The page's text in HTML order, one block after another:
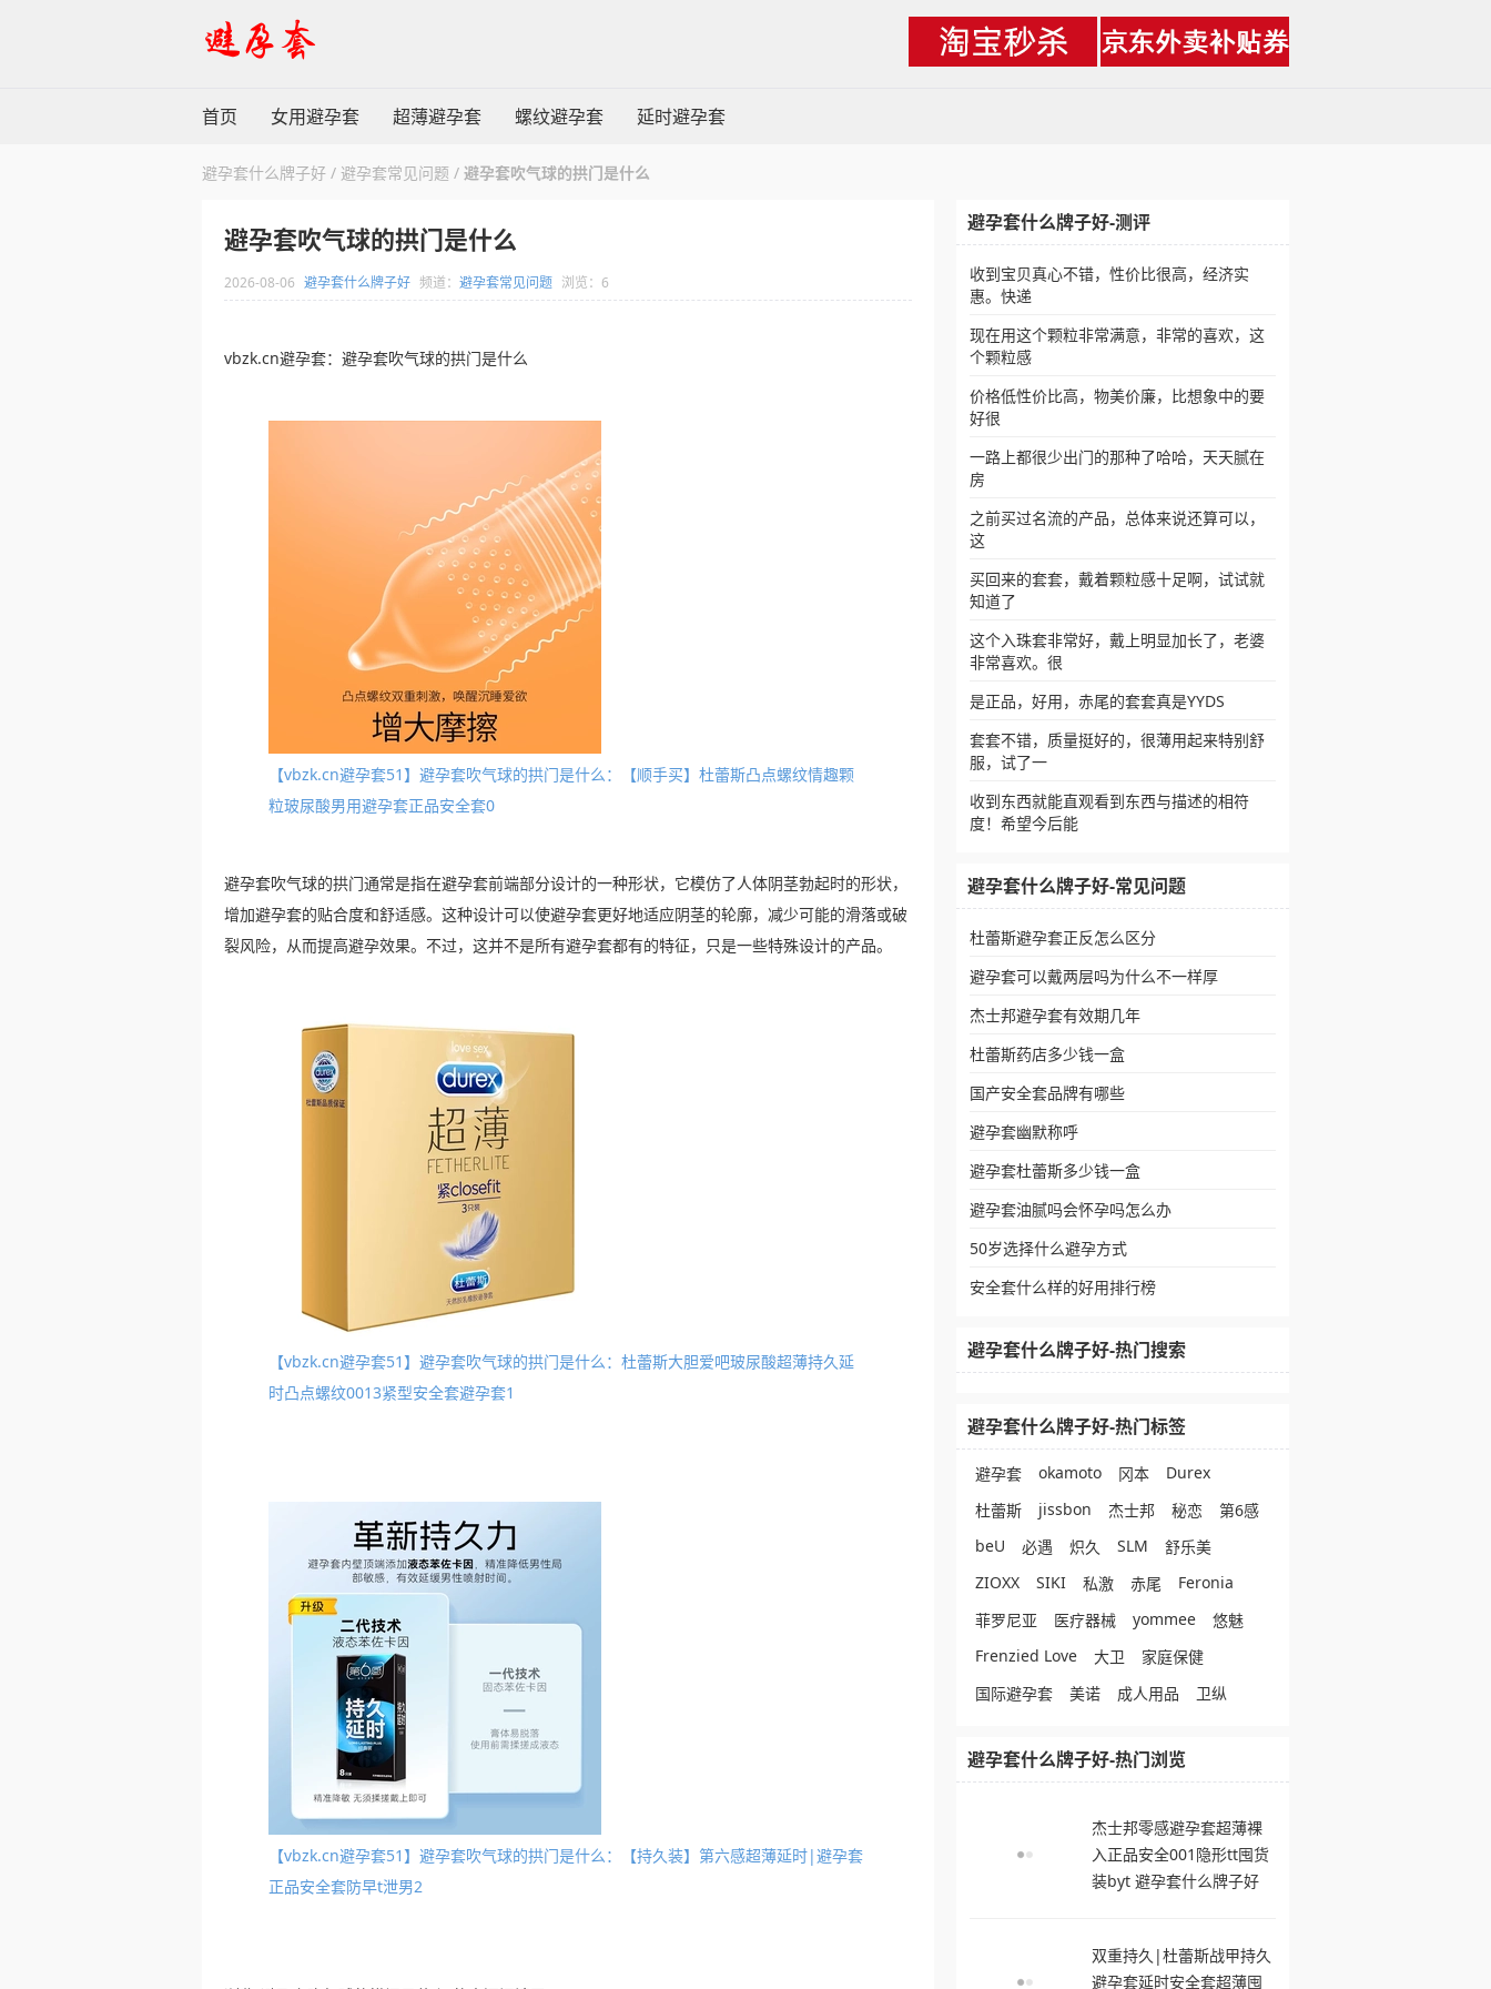
首页 女用避孕套 超薄避孕套 螺纹避孕套 延时避孕套
避孕套什么牌子好 / 避孕套常见问题 / 避孕套吹气球的拱门是什么
避孕套吹气球的拱门是什么
2026-08-06 避孕套什么牌子好 频道： 避孕套常见问题 浏览：6
vbzk.cn避孕套：避孕套吹气球的拱门是什么
【vbzk.cn避孕套51】避孕套吹气球的拱门是什么：【顺手买】杜蕾斯凸点螺纹情趣颗
粒玻尿酸男用避孕套正品安全套0
避孕套吹气球的拱门通常是指在避孕套前端部分设计的一种形状，它模仿了人体阴茎勃起时的形状，
增加避孕套的贴合度和舒适感。这种设计可以使避孕套更好地适应阴茎的轮廓，减少可能的滑落或破
裂风险，从而提高避孕效果。不过，这并不是所有避孕套都有的特征，只是一些特殊设计的产品。
【vbzk.cn避孕套51】避孕套吹气球的拱门是什么：杜蕾斯大胆爱吧玻尿酸超薄持久延
时凸点螺纹0013紧型安全套避孕套1
【vbzk.cn避孕套51】避孕套吹气球的拱门是什么：【持久装】第六感超薄延时|避孕套
正品安全套防早t泄男2
避孕套什么牌子好-测评
收到宝贝真心不错，性价比很高，经济实
惠。快递
现在用这个颗粒非常满意，非常的喜欢，这
个颗粒感
价格低性价比高，物美价廉，比想象中的要
好很
一路上都很少出门的那种了哈哈，天天腻在
房
之前买过名流的产品，总体来说还算可以，
这
买回来的套套，戴着颗粒感十足啊，试试就
知道了
这个入珠套非常好，戴上明显加长了，老婆
非常喜欢。很
是正品，好用，赤尾的套套真是YYDS
套套不错，质量挺好的，很薄用起来特别舒
服，试了一
收到东西就能直观看到东西与描述的相符
度！希望今后能
避孕套什么牌子好-常见问题
杜蕾斯避孕套正反怎么区分
避孕套可以戴两层吗为什么不一样厚
杰士邦避孕套有效期几年
杜蕾斯药店多少钱一盒
国产安全套品牌有哪些
避孕套幽默称呼
避孕套杜蕾斯多少钱一盒
避孕套油腻吗会怀孕吗怎么办
50岁选择什么避孕方式
安全套什么样的好用排行榜
避孕套什么牌子好-热门搜索
避孕套什么牌子好-热门标签
避孕套 okamoto 冈本
Durex
杜蕾斯
jissbon 杰士邦 秘恋
第6感
beU
必遇 炽久 SLM
舒乐美
ZIOXX
SIKI 私激 赤尾
Feronia
菲罗尼亚
医疗器械 yommee
悠魅
Frenzied Love
大卫
家庭保健
国际避孕套
美诺 成人用品 卫纵
避孕套什么牌子好-热门浏览
杰士邦零感避孕套超薄裸
入正品安全001隐形tt囤货
装byt 避孕套什么牌子好
双重持久|杜蕾斯战甲持久
避孕套延时安全套超薄囤